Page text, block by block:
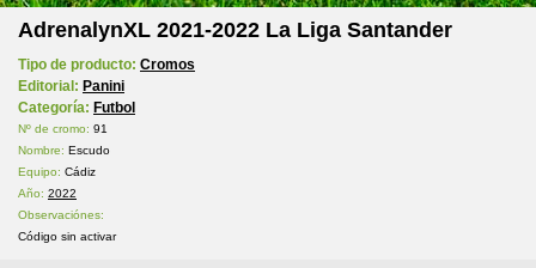
AdrenalynXL 2021-2022 La Liga Santander
Tipo de producto: Cromos
Editorial: Panini
Categoría: Futbol
Nº de cromo: 91
Nombre: Escudo
Equipo: Cádiz
Año: 2022
Observaciónes:
Código sin activar